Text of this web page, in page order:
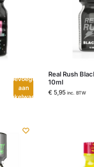
Toevoegen
aan
winkelwagen
Real Rush
10ml
€ 5,95 inc. BTW